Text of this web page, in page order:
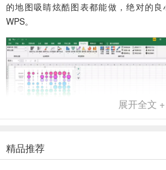
的地图吸睛炫酷图表都能做，绝对的
WPS。
软件功能
1、商业图表模块
展开全文 +
精品推荐